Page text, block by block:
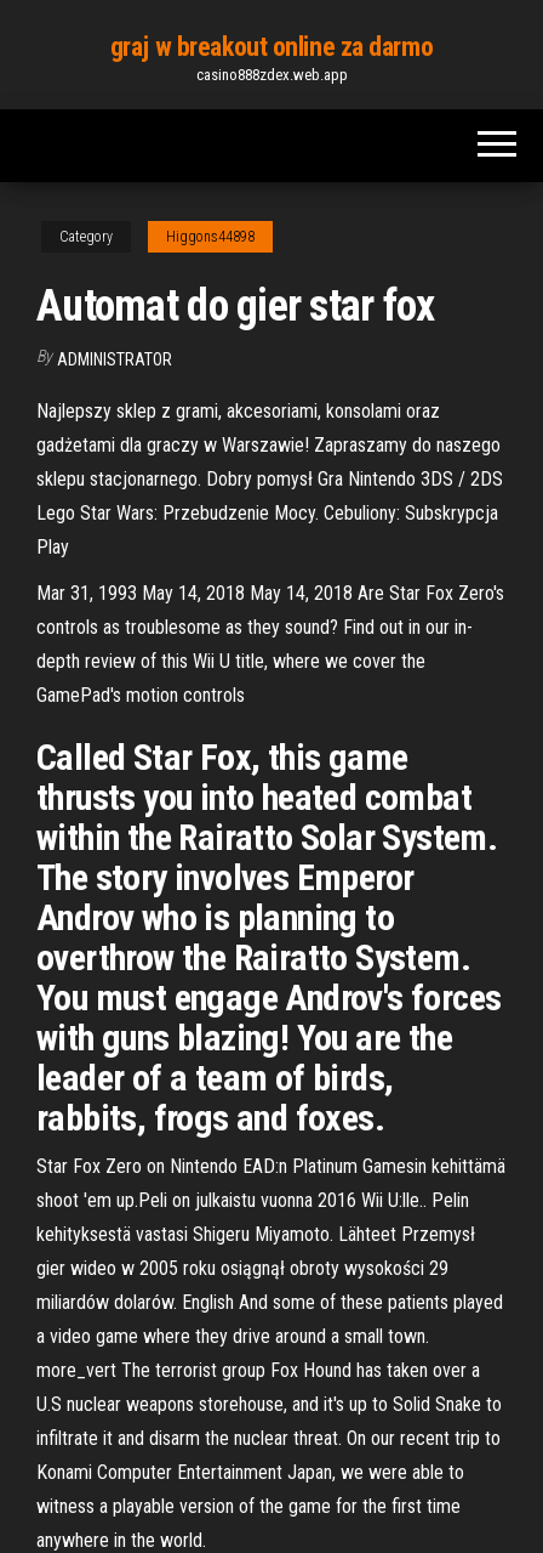
content
graj w breakout online za darmo
casino888zdex.web.app
Category Higgons44898
Automat do gier star fox
By ADMINISTRATOR
Najlepszy sklep z grami, akcesoriami, konsolami oraz
gadżetami dla graczy w Warszawie! Zapraszamy do naszego
sklepu stacjonarnego. Dobry pomysł Gra Nintendo 3DS / 2DS
Lego Star Wars: Przebudzenie Mocy. Cebuliony: Subskrypcja
Play
Mar 31, 1993 May 14, 2018 May 14, 2018 Are Star Fox Zero's
controls as troublesome as they sound? Find out in our in-
depth review of this Wii U title, where we cover the
GamePad's motion controls
Called Star Fox, this game
thrusts you into heated combat
within the Rairatto Solar System.
The story involves Emperor
Androv who is planning to
overthrow the Rairatto System.
You must engage Androv's forces
with guns blazing! You are the
leader of a team of birds,
rabbits, frogs and foxes.
Star Fox Zero on Nintendo EAD:n Platinum Gamesin kehittämä
shoot 'em up.Peli on julkaistu vuonna 2016 Wii U:lle.. Pelin
kehityksestä vastasi Shigeru Miyamoto. Lähteet Przemysł
gier wideo w 2005 roku osiągnął obroty wysokości 29
miliardów dolarów. English And some of these patients played
a video game where they drive around a small town.
more_vert The terrorist group Fox Hound has taken over a
U.S nuclear weapons storehouse, and it's up to Solid Snake to
infiltrate it and disarm the nuclear threat. On our recent trip to
Konami Computer Entertainment Japan, we were able to
witness a playable version of the game for the first time
anywhere in the world.